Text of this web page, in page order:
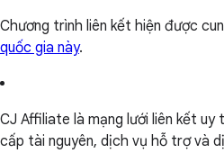
Chương trình liên kết hiện được
quốc gia này.
CJ Affiliate là mạng lưới liên kết uy
cấp tài nguyên, dịch vụ hỗ trợ và